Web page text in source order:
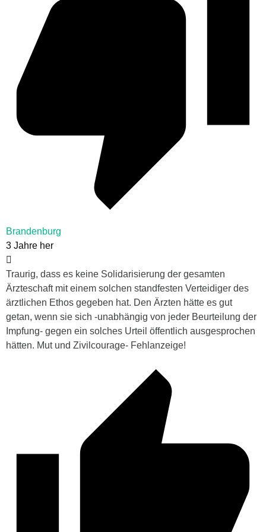
Brandenburg
3 Jahre her
Traurig, dass es keine Solidarisierung der gesamten
Ärzteschaft mit einem solchen standfesten Verteidiger des
ärztlichen Ethos gegeben hat. Den Ärzten hätte es gut
getan, wenn sie sich -unabhängig von jeder Beurteilung der
Impfung- gegen ein solches Urteil öffentlich ausgesprochen
hätten. Mut und Zivilcourage- Fehlanzeige!